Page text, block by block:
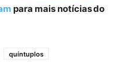
para mais notícias do
quíntuplos